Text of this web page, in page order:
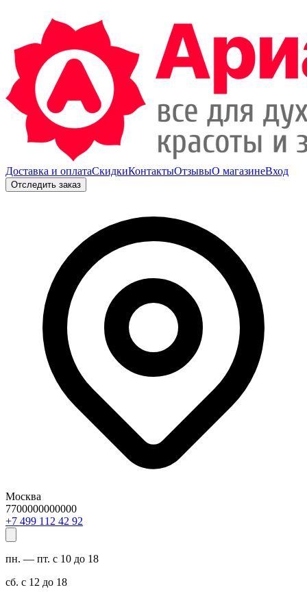
Доставка и оплатаСкидкиКонтактыОтзывыО магазинеВход
Отследить заказ
Москва
7700000000000
29 24 211 994 7+
пн. — пт. с 10 до 18
сб. с 12 до 18